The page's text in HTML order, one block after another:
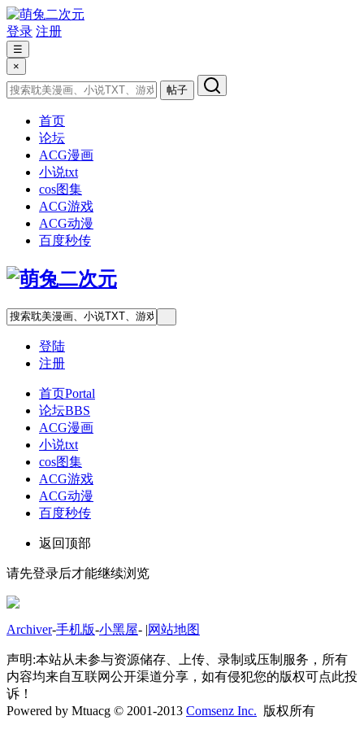
登录 注册
☰
×
帖子
首页
论坛
ACG漫画
小说txt
cos图集
ACG游戏
ACG动漫
百度秒传
登陆
注册
首页Portal
论坛BBS
ACG漫画
小说txt
cos图集
ACG游戏
ACG动漫
百度秒传
返回顶部
请先登录后才能继续浏览
Archiver-手机版-小黑屋- |网站地图
声明:本站从未参与资源储存、上传、录制或压制服务，所有
内容均来自互联网公开渠道分享，如有侵犯您的版权可点此投
诉！
Powered by Mtuacg © 2001-2013 Comsenz Inc. 版权所有